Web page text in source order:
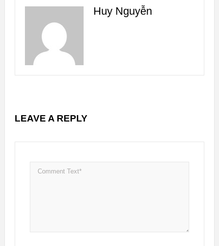
Huy Nguyễn
LEAVE A REPLY